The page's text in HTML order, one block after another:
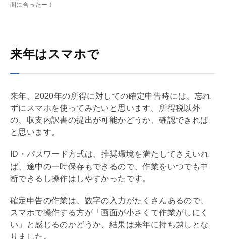
間に合ったー！
来年はスマホで
来年、2020年の所得に対しての確定申告時には、忘れ
ずにスマホを使ってみたいと思います。所得税以外
の、収支内訳書の提出が可能かどうか、確認できれば
と思います。
ID・パスワード方式は、推奨環境を満たしてさえいれ
ば、途中の一時保存もできるので、作業をいつでも中
断できるし操作はしやすかったです。
確定申告の作業は、数字の入力がたくさんあるので、
スマホで操作する方が「画面が小さくて作業がしにく
い」と感じるのかどうか、結果は来年に持ち越しとな
りました。